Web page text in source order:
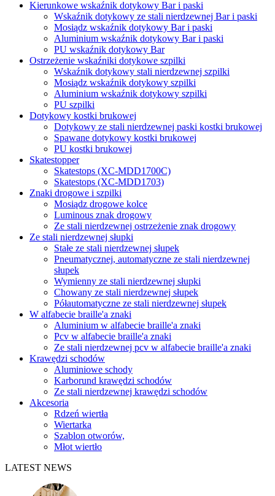
Kierunkowe wskaźnik dotykowy Bar i paski
Wskaźnik dotykowy ze stali nierdzewnej Bar i paski
Mosiądz wskaźnik dotykowy Bar i paski
Aluminium wskaźnik dotykowy Bar i paski
PU wskaźnik dotykowy Bar
Ostrzeżenie wskaźniki dotykowe szpilki
Wskaźnik dotykowy stali nierdzewnej szpilki
Mosiądz wskaźnik dotykowy szpilki
Aluminium wskaźnik dotykowy szpilki
PU szpilki
Dotykowy kostki brukowej
Dotykowy ze stali nierdzewnej paski kostki brukowej
Spawane dotykowy kostki brukowej
PU kostki brukowej
Skatestopper
Skatestops (XC-MDD1700C)
Skatestops (XC-MDD1703)
Znaki drogowe i szpilki
Mosiądz drogowe kolce
Luminous znak drogowy
Ze stali nierdzewnej ostrzeżenie znak drogowy
Ze stali nierdzewnej słupki
Stałe ze stali nierdzewnej słupek
Pneumatycznej, automatyczne ze stali nierdzewnej
słupek
Wymienny ze stali nierdzewnej słupki
Chowany ze stali nierdzewnej słupek
Półautomatyczne ze stali nierdzewnej słupek
W alfabecie braille'a znaki
Aluminium w alfabecie braille'a znaki
Pcv w alfabecie braille'a znaki
Ze stali nierdzewnej pcv w alfabecie braille'a znaki
Krawędzi schodów
Aluminiowe schody
Karborund krawędzi schodów
Ze stali nierdzewnej krawędzi schodów
Akcesoria
Rdzeń wiertła
Wiertarka
Szablon otworów,
Młot wiertło
LATEST NEWS